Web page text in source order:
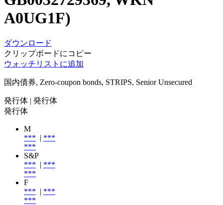
A0UG1F)
ダウンロード
クリップボードにコピー
ウォッチリストに追加
国内債券, Zero-coupon bonds, STRIPS, Senior Unsecured
発行体 | 発行体
発行体
M
*** | ***
***
S&P
*** | ***
***
F
*** | ***
***